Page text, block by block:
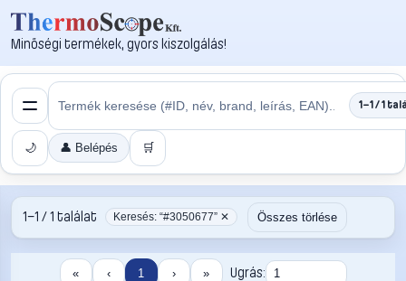
Minőségi termékek, gyors kiszolgálás!
1–1 / 1
🌙 👤 Belépés 🛒
1–1 / 1 találat Keresés: “#3050677” ✕ Összes törlése
« ‹ 1 › »
Ugrás: